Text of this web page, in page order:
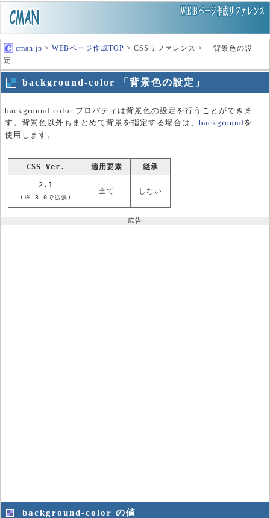
cman.jp > WEBページ作成TOP > CSSリファレンス > 「背景色の設
定」
background-color 「背景色の設定」
background-color プロパティは背景色の設定を行うことができま
す。背景色以外もまとめて背景を指定する場合は、 backgroundを
使用します。
CSS Ver. 適用要素 継承
2.1
(※ 3.0で拡張)
全て しない
広告
background-color の値